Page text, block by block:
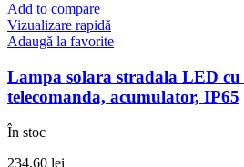
Add to compare
Vizualizare rapidă
Adaugă la favorite
Lampa solara stradala LED cu
telecomanda, acumulator, IP65
În stoc
234,60 lei